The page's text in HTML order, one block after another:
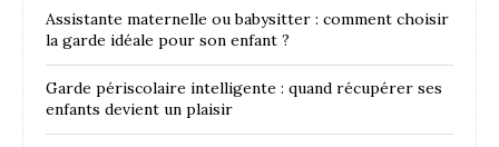
Assistante maternelle ou babysitter : comment choisir
la garde idéale pour son enfant ?
Garde périscolaire intelligente : quand récupérer ses
enfants devient un plaisir